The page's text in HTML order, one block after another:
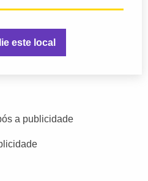
este local
a publicidade